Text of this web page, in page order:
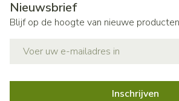
Nieuwsbrief
Blijf op de hoogte van nieuwe
Inschrijven